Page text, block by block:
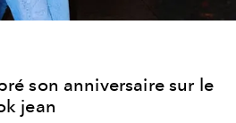
son anniversaire sur le
jean